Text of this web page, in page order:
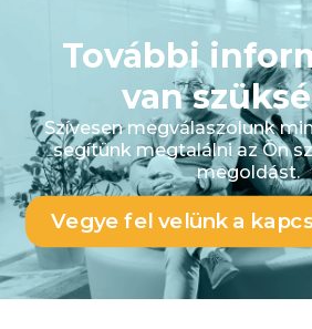
További
van
Szívesen megválaszolunk
segítünk megtalálni az Ön
megoldást.
Vegye fel velünk a